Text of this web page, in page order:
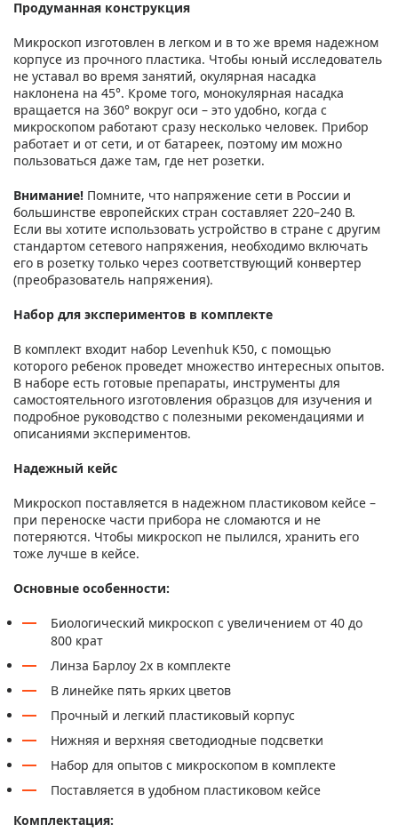
Продуманная конструкция
Микроскоп изготовлен в легком и в то же время надежном
корпусе из прочного пластика. Чтобы юный исследователь
не уставал во время занятий, окулярная насадка
наклонена на 45°. Кроме того, монокулярная насадка
вращается на 360° вокруг оси – это удобно, когда с
микроскопом работают сразу несколько человек. Прибор
работает и от сети, и от батареек, поэтому им можно
пользоваться даже там, где нет розетки.
Внимание! Помните, что напряжение сети в России и
большинстве европейских стран составляет 220–240 В.
Если вы хотите использовать устройство в стране с другим
стандартом сетевого напряжения, необходимо включать
его в розетку только через соответствующий конвертер
(преобразователь напряжения).
Набор для экспериментов в комплекте
В комплект входит набор Levenhuk K50, с помощью
которого ребенок проведет множество интересных опытов.
В наборе есть готовые препараты, инструменты для
самостоятельного изготовления образцов для изучения и
подробное руководство с полезными рекомендациями и
описаниями экспериментов.
Надежный кейс
Микроскоп поставляется в надежном пластиковом кейсе –
при переноске части прибора не сломаются и не
потеряются. Чтобы микроскоп не пылился, хранить его
тоже лучше в кейсе.
Основные особенности:
Биологический микроскоп с увеличением от 40 до
800 крат
Линза Барлоу 2x в комплекте
В линейке пять ярких цветов
Прочный и легкий пластиковый корпус
Нижняя и верхняя светодиодные подсветки
Набор для опытов с микроскопом в комплекте
Поставляется в удобном пластиковом кейсе
Комплектация: